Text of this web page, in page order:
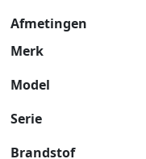
Afmetingen
Merk
Model
Serie
Brandstof